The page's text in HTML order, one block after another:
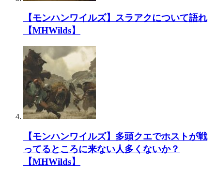
【モンハンワイルズ】スラアクについて語れ
【MHWilds】
【モンハンワイルズ】多頭クエでホストが戦
ってるところに来ない人多くないか？
【MHWilds】